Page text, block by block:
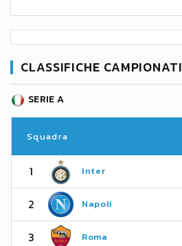
CLASSIFICHE CAMPIONATI
SERIE A
Squadra
1 Inter
2 Napoli
3 Roma